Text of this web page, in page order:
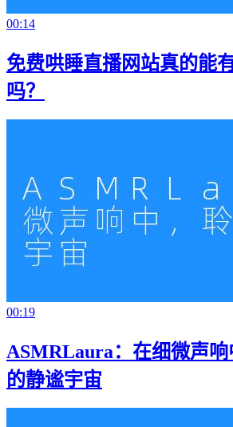
00:14
免费哄睡直播网站真的能
吗？
00:19
ASMRLaura：在细微声响
的静谧宇宙